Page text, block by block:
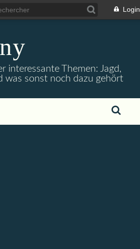
Login
interessante Themen: Jagd,
was sonst noch dazu gehört